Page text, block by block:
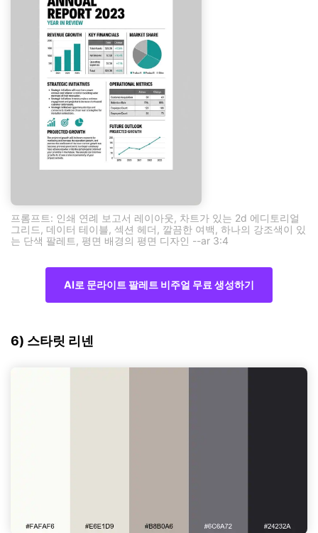
프롬프트: 인쇄 연례 보고서 레이아웃, 차트가 있는 2d 에디토리얼
그리드, 데이터 테이블, 섹션 헤더, 깔끔한 여백, 하나의 강조색이 있
는 단색 팔레트, 평면 배경의 평면 디자인 --ar 3:4
AI로 문라이트 팔레트 비주얼 무료 생성하기
6) 스타릿 리넨